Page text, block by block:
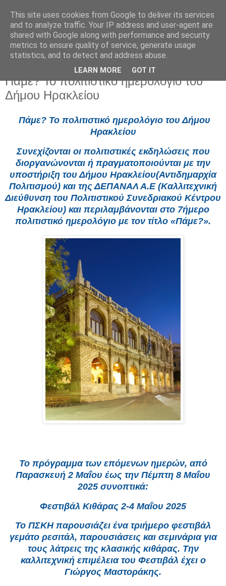
Πέμπτη 1 Μαΐου 2025
Πάμε? Το πολιτιστικό ημερολόγιο του
Δήμου Ηρακλείου
Πάμε? Το πολιτιστικό ημερολόγιο του Δήμου
Ηρακλείου
Συνεχίζονται οι πολιτιστικές εκδηλώσεις που
διοργανώνονται ή πραγματοποιούνται με την
υποστήριξη του Δήμου Ηρακλείου(Αντιδημαρχία
Πολιτισμού) και της ΔΕΠΑΝΑΛ Α.Ε (Καλλιτεχνική
Διεύθυνση του Πολιτιστικού Συνεδριακού Κέντρου
Ηρακλείου) και περιλαμβάνονται στο 7ήμερο
πολιτιστικό ημερολόγιο με τον τίτλο «Πάμε?».
Το πρόγραμμα των επόμενων ημερών, από
Παρασκευή 2 Μαΐου έως την Πέμπτη 8 Μαΐου
2025 συνοπτικά:
Φεστιβάλ Κιθάρας 2-4 Μαΐου 2025
Το ΠΣΚΗ παρουσιάζει ένα τριήμερο φεστιβάλ
γεμάτο ρεσιτάλ, παρουσιάσεις και σεμινάρια για
τους λάτρεις της κλασικής κιθάρας. Την
καλλιτεχνική επιμέλεια του Φεστιβάλ έχει ο
Γιώργος Μαστοράκης.
This site uses cookies from Google to deliver its services
and to analyze traffic. Your IP address and user-agent are
shared with Google along with performance and security
metrics to ensure quality of service, generate usage
statistics, and to detect and address abuse.
LEARN MORE GOT IT